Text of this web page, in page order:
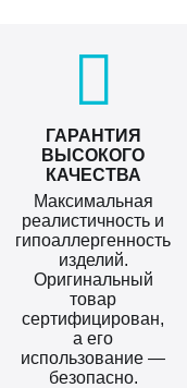
ГАРАНТИЯ
ВЫСОКОГО
КАЧЕСТВА
Максимальная
реалистичность и
гипоаллергенность
изделий.
Оригинальный
товар
сертифицирован,
а его
использование —
безопасно.